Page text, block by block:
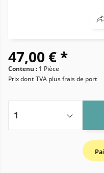
47,00 € *
Contenu : 1 Pièce
Prix dont TVA plus frais de port